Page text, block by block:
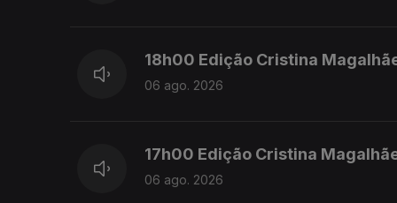
18h00 Edição Cristina
06 ago. 2026
17h00 Edição Cristina
06 ago. 2026